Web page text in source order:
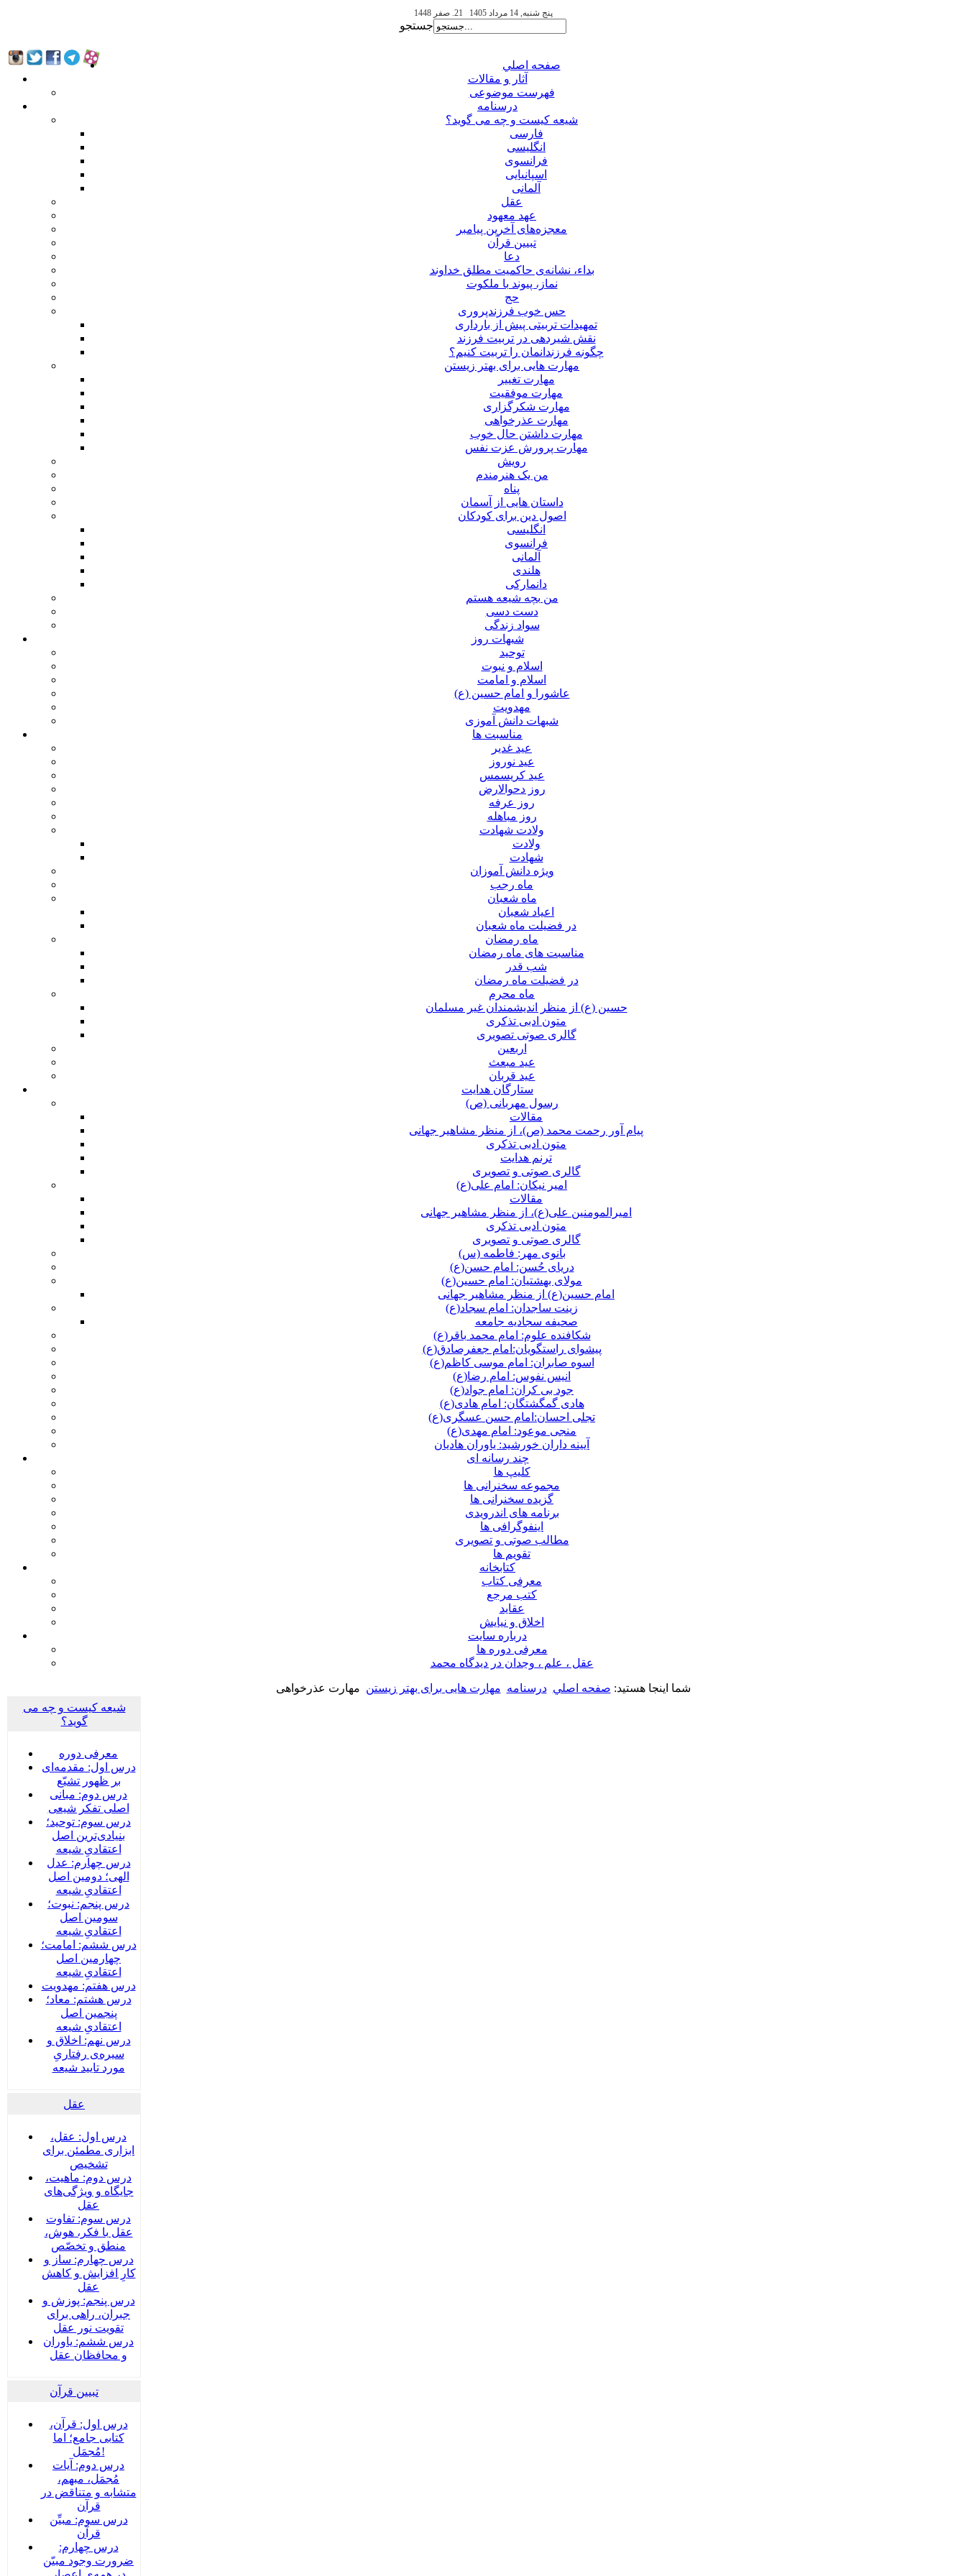
پنج شنبه, 14 مرداد 1405
جستجو
صفحه اصلي
آثار و مقالات
فهرست موضوعی
درسنامه
شیعه کیست و چه می گوید؟
فارسی
انگلیسی
فرانسوی
اسپانیایی
آلمانی
عقل
عهد معهود
معجزه‌های آخرین پیامبر
تبيين قرآن
دعا
بداء، نشانه‌ی حاکمیت مطلق خداوند
نماز، پیوند با ملکوت
حج
حس خوب فرزندپروری
تمهیدات تربیتی پیش از بارداری
نقش شیردهی در تربیت فرزند
چگونه فرزندانمان را تربیت کنیم؟
مهارت هایی برای بهتر زیستن
مهارت تغییر
مهارت موفقیت
مهارت شکرگزاری
مهارت عذرخواهی
مهارت داشتن حال خوب
مهارت پرورش عزت نفس
رویش
من یک هنرمندم
پناه
داستان هایی از آسمان
اصول دین برای کودکان
انگلیسی
فرانسوی
آلمانی
هلندی
دانمارکی
من بچه شیعه هستم
دست دسی
سواد زندگی
شبهات روز
توحید
اسلام و نبوت
اسلام و امامت
عاشورا و امام حسین (ع)
مهدویت
شبهات دانش آموزی
مناسبت ها
عید غدير
عید نوروز
عید کریسمس
روز دحوالارض
روز عرفه
روز مباهله
ولادت شهادت
ولادت
شهادت
ویژه دانش آموزان
ماه رجب
ماه شعبان
اعیاد شعبان
در فضیلت ماه شعبان
ماه رمضان
مناسبت های ماه رمضان
شب قدر
در فضیلت ماه رمضان
ماه محرم
حسین (ع) از منظر اندیشمندان غیر مسلمان
متون ادبی تذکری
گالری صوتی تصویری
اربعین
عید مبعث
عید قربان
ستارگان هدایت
رسول مهربانی (ص)
مقالات
پیام آور رحمت محمد (ص)، از منظر مشاهیر جهانی
متون ادبی تذکری
ترنم هدایت
گالری صوتی و تصویری
امیر نیکان: امام علی(ع)
مقالات
امیرالمومنین علی(ع)، از منظر مشاهیر جهانی
متون ادبی تذکری
گالری صوتی و تصویری
بانوی مهر: فاطمه (س)
دریای حُسن: امام حسن(ع)
مولای بهشتیان: امام حسین(ع)
امام حسین(ع) از منظر مشاهیر جهانی
زینت ساجدان: امام سجاد(ع)
صحیفه سجادیه جامعه
شکافنده علوم: امام محمد باقر(ع)
پیشوای راستگویان:امام جعفرصادق(ع)
اسوه صابران: امام موسی کاظم(ع)
انیس نفوس: امام رضا(ع)
جود بی کران: امام جواد(ع)
هادی گمگشتگان: امام هادی(ع)
تجلی احسان:امام حسن عسگری(ع)
منجی موعود: امام مهدی(ع)
آیینه داران خورشید: یاوران هادیان
چند رسانه ای
کلیپ ها
مجموعه سخنرانی ها
گزیده سخنرانی ها
برنامه های اندرویدی
اینفوگرافی ها
مطالب صوتی و تصویری
تقویم ها
كتابخانه
معرفی کتاب
کتب مرجع
عقاید
اخلاق و نیایش
درباره سايت
معرفی دوره ها
عقل ، علم ، وجدان در ديدگاه محمد
شما اینجا هستید: صفحه اصلي درسنامه مهارت هایی برای بهتر زیستن مهارت عذرخواهی
شیعه کیست و چه می
گوید؟
معرفی دوره
درس اول: مقدمه‌ای
بر ظهور تشیّع
درس دوم: مبانی
اصلی تفکر شیعی
درس سوم: توحید؛
بنیادی‌‌ترین اصل
اعتقادیِ شیعه
درس چهارم: عدل
الهی؛ دومین اصل
اعتقادیِ شیعه
درس پنجم: نبوت؛
سومین اصل
اعتقادیِ شیعه
درس ششم: امامت؛
چهارمین اصل
اعتقادیِ شیعه
درس هفتم: مهدویت
درس هشتم: معاد؛
پنجمین اصل
اعتقادیِ شیعه
درس نهم: اخلاق و
سیره‌ی رفتاریِ
مورد تایید شیعه
عقل
درس اول: عقل،
ابزاری مطمئن برای
تشخیص
درس دوم: ماهیت،
جایگاه و ویژگی‌های
عقل
درس سوم: تفاوت
عقل با فکر، هوش،
منطق و تخصّص
درس چهارم: ساز و
کارِ افزایش و کاهش
عقل
درس پنجم: پوزش و
جبران، راهی برای
تقویت نور عقل
درس ششم: یاوران
و محافظان عقل
تبیین قرآن
درس اول: قرآن،
کتابی جامع؛ اما
مُجمَل!
درس دوم: آیات
مُجمَل، مبهم،
متشابه و متناقض در
قرآن
درس سوم: مبیِّن
قرآن
درس چهارم:
ضرورت وجود مبیّن